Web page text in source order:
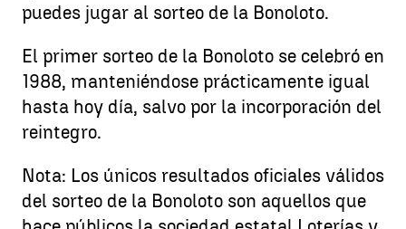
puedes jugar al sorteo de la Bonoloto.
El primer sorteo de la Bonoloto se celebró en
1988, manteniéndose prácticamente igual
hasta hoy día, salvo por la incorporación del
reintegro.
Nota: Los únicos resultados oficiales válidos
del sorteo de la Bonoloto son aquellos que